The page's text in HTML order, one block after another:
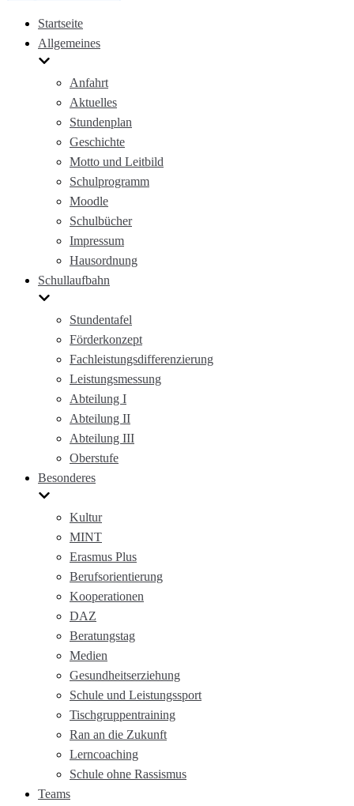
Startseite
Allgemeines
Anfahrt
Aktuelles
Stundenplan
Geschichte
Motto und Leitbild
Schulprogramm
Moodle
Schulbücher
Impressum
Hausordnung
Schullaufbahn
Stundentafel
Förderkonzept
Fachleistungsdifferenzierung
Leistungsmessung
Abteilung I
Abteilung II
Abteilung III
Oberstufe
Besonderes
Kultur
MINT
Erasmus Plus
Berufsorientierung
Kooperationen
DAZ
Beratungstag
Medien
Gesundheitserziehung
Schule und Leistungssport
Tischgruppentraining
Ran an die Zukunft
Lerncoaching
Schule ohne Rassismus
Teams